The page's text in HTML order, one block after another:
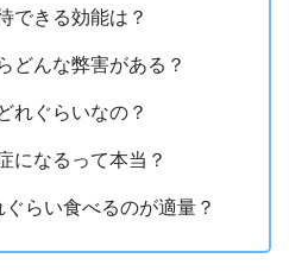
できる効能は？
どんな弊害がある？
れぐらいなの？
になるって本当？
らい食べるのが適量？